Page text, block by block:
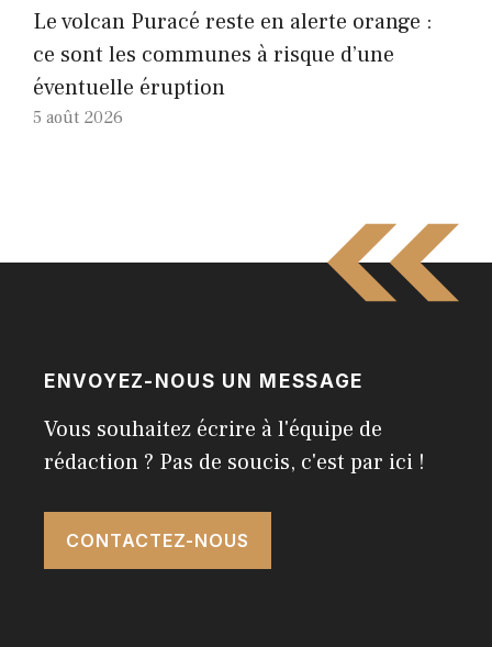
Le volcan Puracé reste en alerte orange :
ce sont les communes à risque d’une
éventuelle éruption
5 août 2026
ENVOYEZ-NOUS UN MESSAGE
Vous souhaitez écrire à l'équipe de
rédaction ? Pas de soucis, c'est par ici !
CONTACTEZ-NOUS